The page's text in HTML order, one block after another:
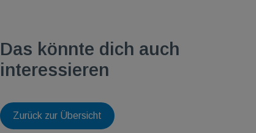
Das könnte dich auch
interessieren
Zurück zur Übersicht